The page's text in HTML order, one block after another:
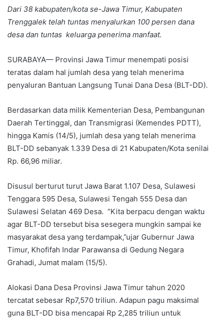
Dari 38 kabupaten/kota se-Jawa Timur, Kabupaten
Trenggalek telah tuntas menyalurkan 100 persen dana
desa dan tuntas keluarga penerima manfaat.
SURABAYA— Provinsi Jawa Timur menempati posisi
teratas dalam hal jumlah desa yang telah menerima
penyaluran Bantuan Langsung Tunai Dana Desa (BLT-DD).
Berdasarkan data milik Kementerian Desa, Pembangunan
Daerah Tertinggal, dan Transmigrasi (Kemendes PDTT),
hingga Kamis (14/5), jumlah desa yang telah menerima
BLT-DD sebanyak 1.339 Desa di 21 Kabupaten/Kota senilai
Rp. 66,96 miliar.
Disusul berturut turut Jawa Barat 1.107 Desa, Sulawesi
Tenggara 595 Desa, Sulawesi Tengah 555 Desa dan
Sulawesi Selatan 469 Desa. “Kita berpacu dengan waktu
agar BLT-DD tersebut bisa sesegera mungkin sampai ke
masyarakat desa yang terdampak,”ujar Gubernur Jawa
Timur, Khofifah Indar Parawansa di Gedung Negara
Grahadi, Jumat malam (15/5).
Alokasi Dana Desa Provinsi Jawa Timur tahun 2020
tercatat sebesar Rp7,570 triliun. Adapun pagu maksimal
guna BLT-DD bisa mencapai Rp 2,285 triliun untuk